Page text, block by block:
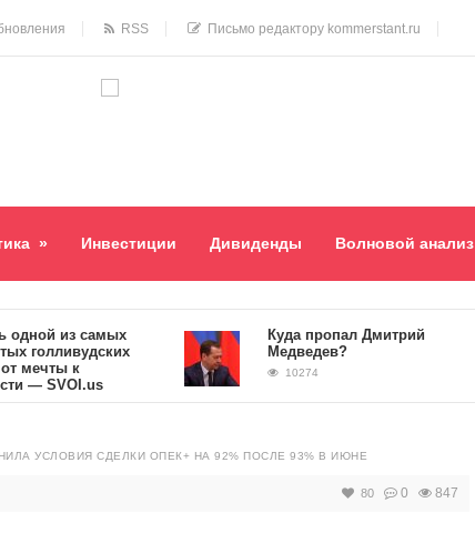
RSS Письмо редактору kommerstant.ru
» Инвестиции Дивиденды Волновой анализ
из самых
к
SVOI.us
Куда пропал Дмитрий
Медведев?
10274
УСЛОВИЯ СДЕЛКИ ОПЕК+ НА 92% ПОСЛЕ 93% В ИЮНЕ
80 0 847